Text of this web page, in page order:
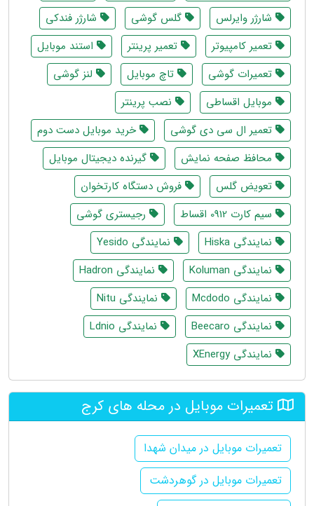
شارژر وایرلس
گلس گوشی
شارژر فندکی
تعمیر کامپیوتر
تعمیر پرینتر
استند موبایل
تعمیرات گوشی
تاچ موبایل
لنز گوشی
موبایل اقساطی
نصب پرینتر
تعمیر ال سی دی گوشی
خرید موبایل دست دوم
محافظ صفحه نمایش
گیرنده دیجیتال موبایل
تعویض گلس
فروش دستگاه کارتخوان
سیم کارت 0912 اقساط
رجیستری گوشی
نمایندگی Hiska
نمایندگی Yesido
نمایندگی Koluman
نمایندگی Hadron
نمایندگی Mcdodo
نمایندگی Nitu
نمایندگی Beecaro
نمایندگی Ldnio
نمایندگی XEnergy
تعمیرات موبایل در محله های کرج
تعمیرات موبایل در میدان شهدا
تعمیرات موبایل در گوهردشت